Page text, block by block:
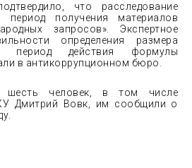
что расследование
период получения материалов
запросов». Экспертное
определения размера
действия формулы
в антикоррупционном бюро.
шесть человек, в том числе
Дмитрий Вовк, им сообщили о